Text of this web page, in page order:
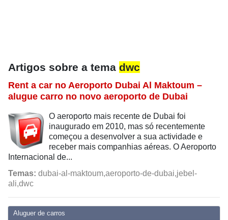
Aluguer de carros
Artigos sobre a tema dwc
Rent a car no Aeroporto Dubai Al Maktoum –
alugue carro no novo aeroporto de Dubai
O aeroporto mais recente de Dubai foi
inaugurado em 2010, mas só recentemente
começou a desenvolver a sua actividade e
receber mais companhias aéreas. O Aeroporto
Internacional de...
Temas: dubai-al-maktoum,aeroporto-de-dubai,jebel-
ali,dwc